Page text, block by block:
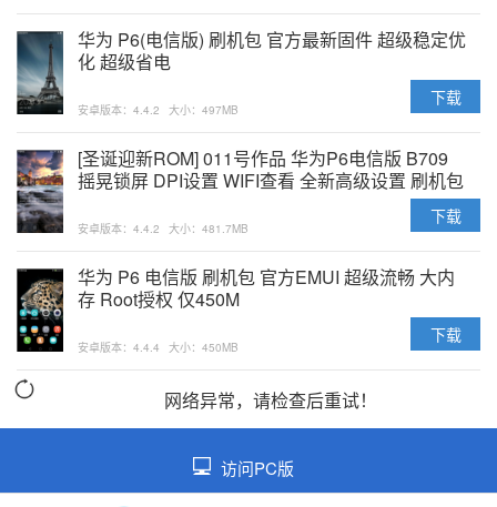
华为 P6(电信版) 刷机包 官方最新固件 超级稳定优
化 超级省电
安卓版本：4.4.2 大小：497MB
下载
[圣诞迎新ROM] 011号作品 华为P6电信版 B709
摇晃锁屏 DPI设置 WIFI查看 全新高级设置 刷机包
安卓版本：4.4.2 大小：481.7MB
下载
华为 P6 电信版 刷机包 官方EMUI 超级流畅 大内
存 Root授权 仅450M
安卓版本：4.4.4 大小：450MB
下载
网络异常，请检查后重试！
访问PC版